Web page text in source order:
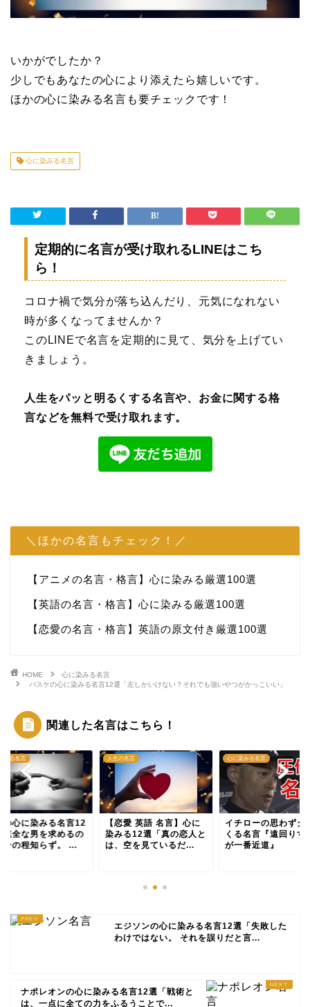
いかがでしたか？
少しでもあなたの心により添えたら嬉しいです。
ほかの心に染みる名言も要チェックです！
心に染みる名言
定期的に名言が受け取れるLINEはこち
ら！
コロナ禍で気分が落ち込んだり、元気になれない
時が多くなってませんか？
このLINEで名言を定期的に見て、気分を上げてい
きましょう。
人生をパッと明るくする名言や、お金に関する格
言などを無料で受け取れます。
＼ほかの名言もチェック！／
【アニメの名言・格言】心に染みる厳選100選
【英語の名言・格言】心に染みる厳選100選
【恋愛の名言・格言】英語の原文付き厳選100選
HOME
心に染みる名言
バスケの心に染みる名言12選「左しかいけない？それでも強いやつがかっこいい」
関連した名言はこちら！
みる名言
の心に染みる名言12
完全な男を求めるの
身の程知らず。 ...
人生の名言
【恋愛 英語 名言】心に
染みる12選「真の恋人と
は、空を見ているだ...
心に染みる名言
イチローの思わずグ
くる名言『遠回りす
が一番近道』
エジソンの心に染みる名言12選「失敗した
わけではない。 それを誤りだと言...
ナポレオンの心に染みる名言12選「戦術と
は、一点に全ての力をふるうことで...